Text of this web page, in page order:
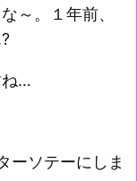
～。１年前、
ね…
ーソテーにしま